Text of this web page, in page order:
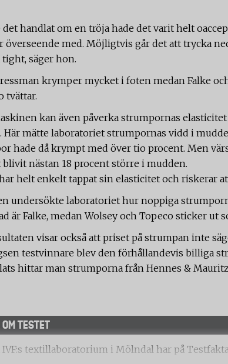
det handlat om en tröja hade det varit helt
överseende med. Möjligtvis går det att trycka
tight, säger hon.
krymper mycket i foten medan Falke
tvättar.
kan även påverka strumpornas
Här mätte laboratoriet strumpornas vidd i
hade då krympt med över tio procent. Men
blivit nästan 18 procent större i mudden.
helt enkelt tappat sin elasticitet och riskerar
undersökte laboratoriet hur noppiga
är Falke, medan Wolsey och Topeco sticker ut
visar också att priset på strumpan inte
testvinnare blev den förhållandevis billiga
hittar man strumporna från Hennes &
TESTET
IVF:s textillaboratorium i Mölndal har på